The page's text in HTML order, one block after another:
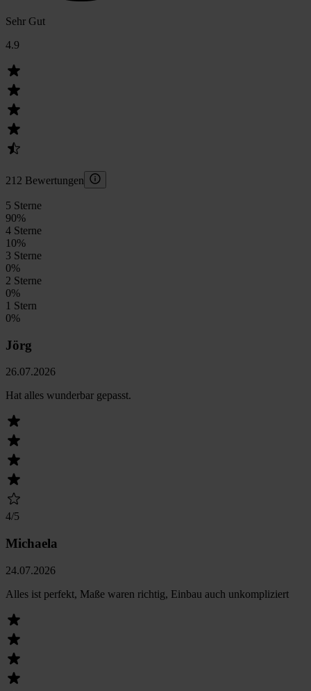
Sehr Gut
4.9
212 Bewertungen
5 Sterne
90%
4 Sterne
10%
3 Sterne
0%
2 Sterne
0%
1 Stern
0%
Jörg
26.07.2026
Hat alles wunderbar gepasst.
4/5
Michaela
24.07.2026
Alles ist perfekt, Maße waren richtig, Einbau auch unkompliziert